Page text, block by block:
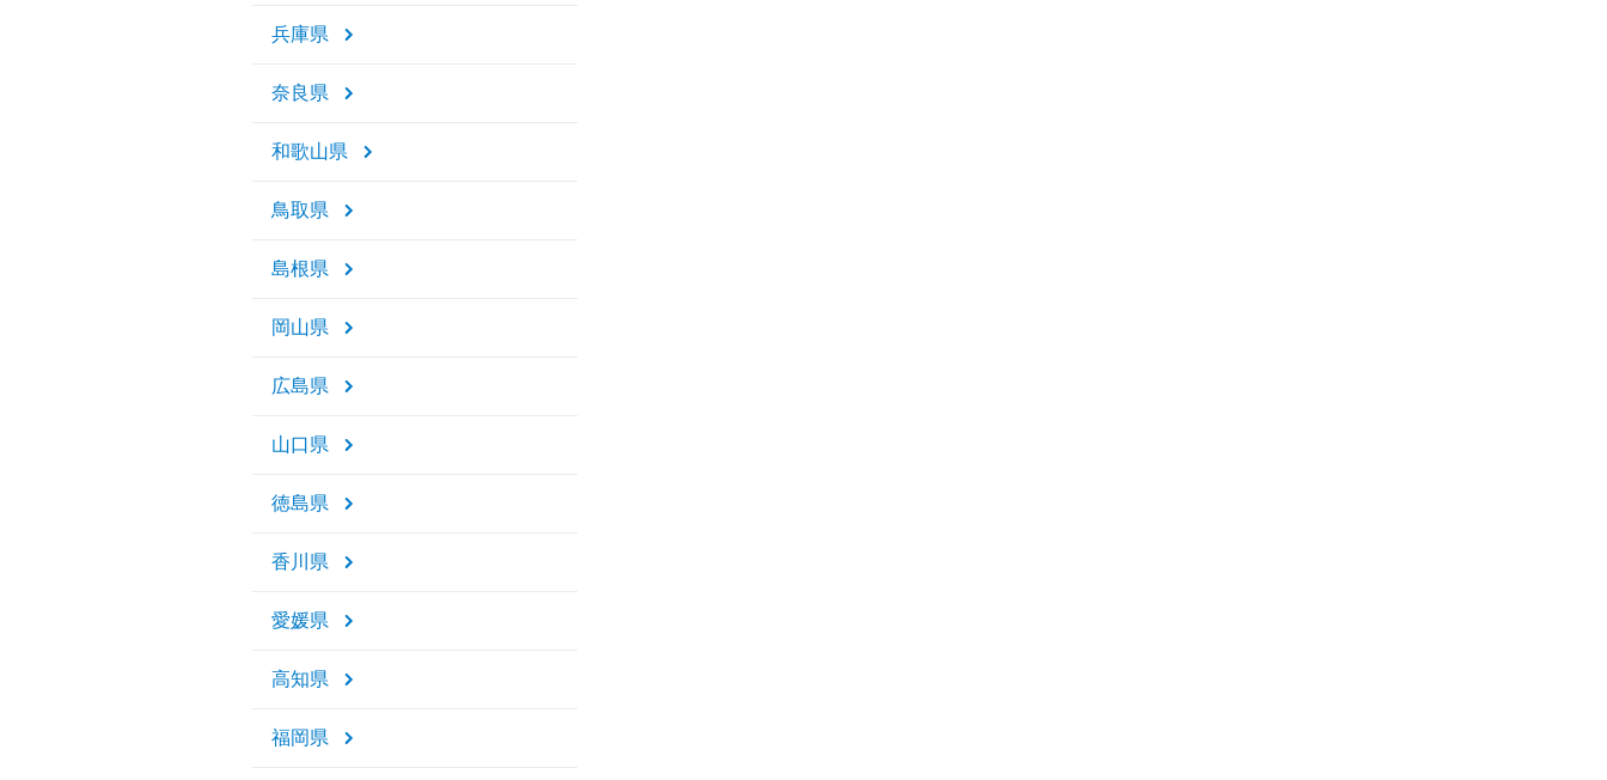
兵庫県
奈良県
和歌山県
鳥取県
島根県
岡山県
広島県
山口県
徳島県
香川県
愛媛県
高知県
福岡県